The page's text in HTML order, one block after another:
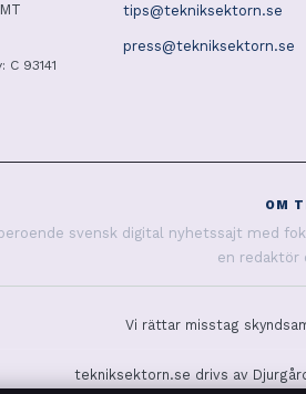
93141
tips@tekniksektorn.se
press@tekniksektorn.se
OM
svensk digital nyhetssajt med
en redaktör
Vi rättar misstag
tekniksektorn.se drivs av